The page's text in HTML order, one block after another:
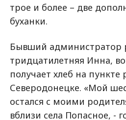
трое и более – две
буханки.
Бывший администратор
тридцатилетняя Инна,
получает хлеб на пункте
Северодонецке. «Мой
остался с моими
вблизи села Попасное, -